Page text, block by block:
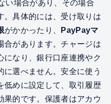
い場合があり、その場合
。具体的には、受け取りは
がかかったり、
PayPayマ
合があります。チャージは
になり、銀行口座連携やク
に選べません。安全に使う
低めに設定して、取引履歴
果的です。保護者はアカウ